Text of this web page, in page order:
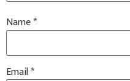
Name*
Email*